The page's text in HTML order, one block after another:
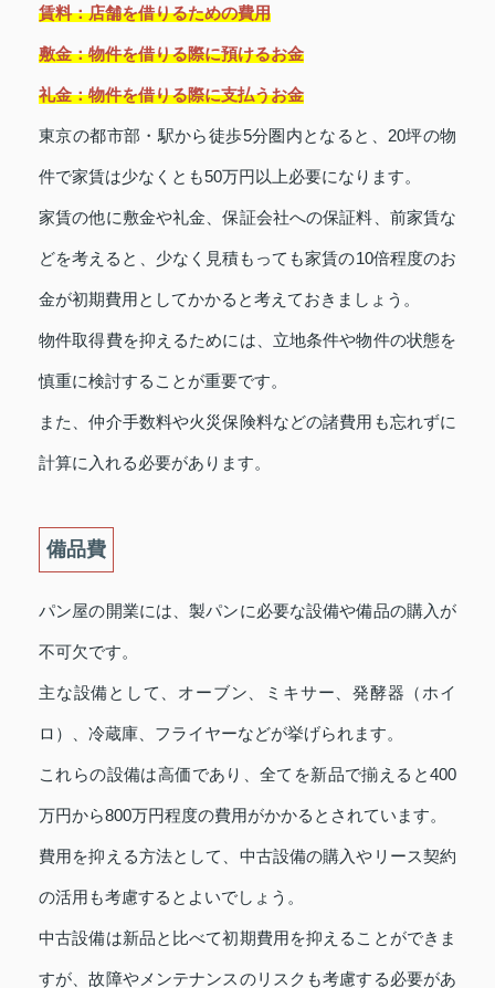
賃料：店舗を借りるための費用
敷金：物件を借りる際に預けるお金
礼金：物件を借りる際に支払うお金
東京の都市部・駅から徒歩5分圏内となると、20坪の物
件で家賃は少なくとも50万円以上必要になります。
家賃の他に敷金や礼金、保証会社への保証料、前家賃な
どを考えると、少なく見積もっても家賃の10倍程度のお
金が初期費用としてかかると考えておきましょう。
物件取得費を抑えるためには、立地条件や物件の状態を
慎重に検討することが重要です。
また、仲介手数料や火災保険料などの諸費用も忘れずに
計算に入れる必要があります。
備品費
パン屋の開業には、製パンに必要な設備や備品の購入が
不可欠です。
主な設備として、オーブン、ミキサー、発酵器（ホイ
ロ）、冷蔵庫、フライヤーなどが挙げられます。
これらの設備は高価であり、全てを新品で揃えると400
万円から800万円程度の費用がかかるとされています。
費用を抑える方法として、中古設備の購入やリース契約
の活用も考慮するとよいでしょう。
中古設備は新品と比べて初期費用を抑えることができま
すが、故障やメンテナンスのリスクも考慮する必要があ